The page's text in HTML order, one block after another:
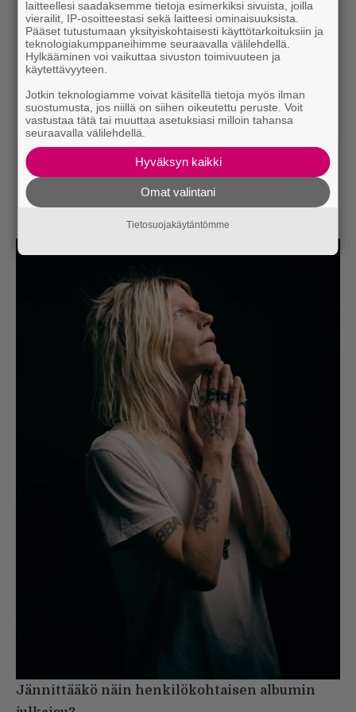
Jännittääkö näin henkilökohtaisen albumin
laitteellesi saadaksemme tietoja esimerkiksi sivuista, joilla
vierailit, IP-osoitteestasi sekä laitteesi ominaisuuksista.
Pääset tutustumaan yksityiskohtaisesti käyttötarkoituksiin ja
teknologiakumppaneihimme seuraavalla välilehdellä.
Hylkääminen voi vaikuttaa sivuston toimivuuteen ja
käytettävyyteen.
Jotkin teknologiamme voivat käsitellä tietoja myös ilman
suostumusta, jos niillä on siihen oikeutettu peruste. Voit
vastustaa tätä tai muuttaa asetuksiasi milloin tahansa
seuraavalla välilehdellä.
Hyväksyn kaikki
Omat valintani
Tietosuojakäytäntömme